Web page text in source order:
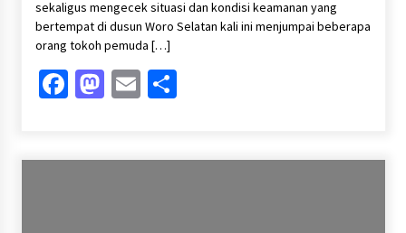
sekaligus mengecek situasi dan kondisi keamanan yang
bertempat di dusun Woro Selatan kali ini menjumpai beberapa
orang tokoh pemuda […]
Facebook
Mastodon
EmailShare